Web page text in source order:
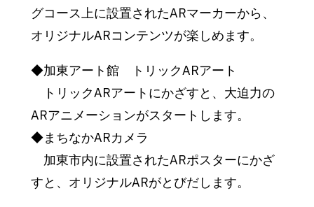
グコース上に設置されたARマーカーから、
オリジナルARコンテンツが楽しめます。
◆加東アート館 トリックARアート
トリックARアートにかざすと、大迫力の
ARアニメーションがスタートします。
◆まちなかARカメラ
加東市内に設置されたARポスターにかざ
すと、オリジナルARがとびだします。